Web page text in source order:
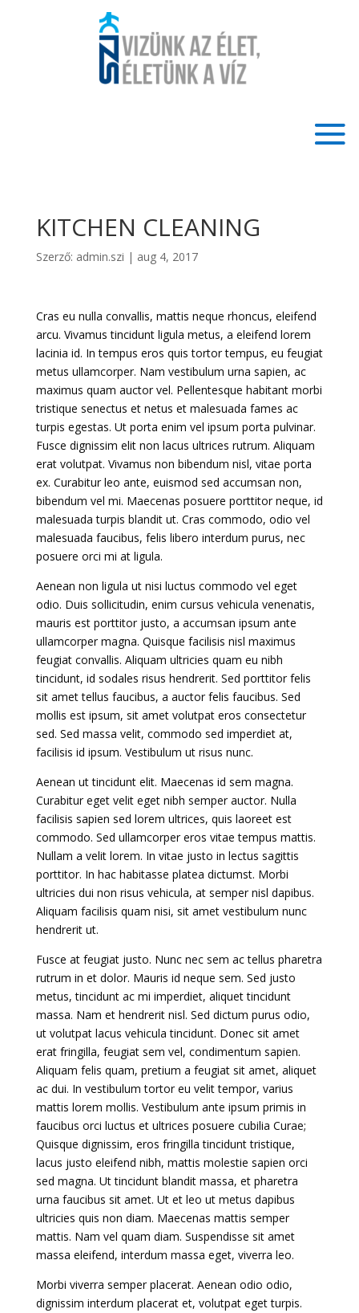
KITCHEN CLEANING
Szerző: admin.szi | aug 4, 2017
Cras eu nulla convallis, mattis neque rhoncus, eleifend
arcu. Vivamus tincidunt ligula metus, a eleifend lorem
lacinia id. In tempus eros quis tortor tempus, eu feugiat
metus ullamcorper. Nam vestibulum urna sapien, ac
maximus quam auctor vel. Pellentesque habitant morbi
tristique senectus et netus et malesuada fames ac
turpis egestas. Ut porta enim vel ipsum porta pulvinar.
Fusce dignissim elit non lacus ultrices rutrum. Aliquam
erat volutpat. Vivamus non bibendum nisl, vitae porta
ex. Curabitur leo ante, euismod sed accumsan non,
bibendum vel mi. Maecenas posuere porttitor neque, id
malesuada turpis blandit ut. Cras commodo, odio vel
malesuada faucibus, felis libero interdum purus, nec
posuere orci mi at ligula.
Aenean non ligula ut nisi luctus commodo vel eget
odio. Duis sollicitudin, enim cursus vehicula venenatis,
mauris est porttitor justo, a accumsan ipsum ante
ullamcorper magna. Quisque facilisis nisl maximus
feugiat convallis. Aliquam ultricies quam eu nibh
tincidunt, id sodales risus hendrerit. Sed porttitor felis
sit amet tellus faucibus, a auctor felis faucibus. Sed
mollis est ipsum, sit amet volutpat eros consectetur
sed. Sed massa velit, commodo sed imperdiet at,
facilisis id ipsum. Vestibulum ut risus nunc.
Aenean ut tincidunt elit. Maecenas id sem magna.
Curabitur eget velit eget nibh semper auctor. Nulla
facilisis sapien sed lorem ultrices, quis laoreet est
commodo. Sed ullamcorper eros vitae tempus mattis.
Nullam a velit lorem. In vitae justo in lectus sagittis
porttitor. In hac habitasse platea dictumst. Morbi
ultricies dui non risus vehicula, at semper nisl dapibus.
Aliquam facilisis quam nisi, sit amet vestibulum nunc
hendrerit ut.
Fusce at feugiat justo. Nunc nec sem ac tellus pharetra
rutrum in et dolor. Mauris id neque sem. Sed justo
metus, tincidunt ac mi imperdiet, aliquet tincidunt
massa. Nam et hendrerit nisl. Sed dictum purus odio,
ut volutpat lacus vehicula tincidunt. Donec sit amet
erat fringilla, feugiat sem vel, condimentum sapien.
Aliquam felis quam, pretium a feugiat sit amet, aliquet
ac dui. In vestibulum tortor eu velit tempor, varius
mattis lorem mollis. Vestibulum ante ipsum primis in
faucibus orci luctus et ultrices posuere cubilia Curae;
Quisque dignissim, eros fringilla tincidunt tristique,
lacus justo eleifend nibh, mattis molestie sapien orci
sed magna. Ut tincidunt blandit massa, et pharetra
urna faucibus sit amet. Ut et leo ut metus dapibus
ultricies quis non diam. Maecenas mattis semper
mattis. Nam vel quam diam. Suspendisse sit amet
massa eleifend, interdum massa eget, viverra leo.
Morbi viverra semper placerat. Aenean odio odio,
dignissim interdum placerat et, volutpat eget turpis.